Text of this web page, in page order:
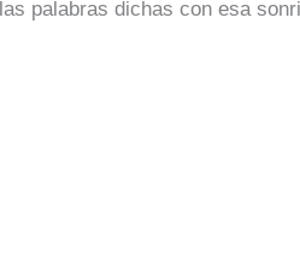
palabras dichas con esa